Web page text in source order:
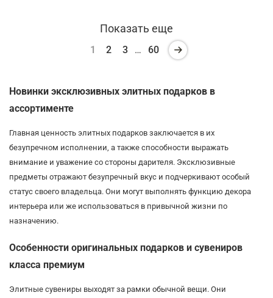
Показать еще
1 2 3 … 60
Новинки эксклюзивных элитных подарков в
ассортименте
Главная ценность элитных подарков заключается в их
безупречном исполнении, а также способности выражать
внимание и уважение со стороны дарителя. Эксклюзивные
предметы отражают безупречный вкус и подчеркивают особый
статус своего владельца. Они могут выполнять функцию декора
интерьера или же использоваться в привычной жизни по
назначению.
Особенности оригинальных подарков и сувениров
класса премиум
Элитные сувениры выходят за рамки обычной вещи. Они